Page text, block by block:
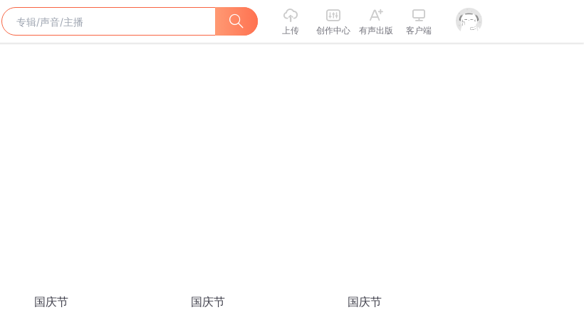
上传 创作中心 有声出版 客户端
国庆节 国庆节 国庆节